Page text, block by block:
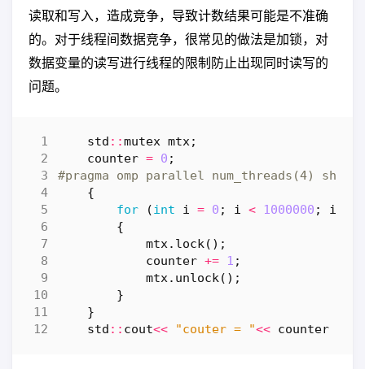
读取和写入，造成竞争，导致计数结果可能是不准确
的。对于线程间数据竞争，很常见的做法是加锁，对
数据变量的读写进行线程的限制防止出现同时读写的
问题。
std ::mutex mtx;
counter = 0 ;
{
for
(int i = 0 ; i < 1000000 ; i
{
mtx. lock();
counter += 1 ;
mtx. unlock();
}
}
std :: cout<< "couter = "<< counter